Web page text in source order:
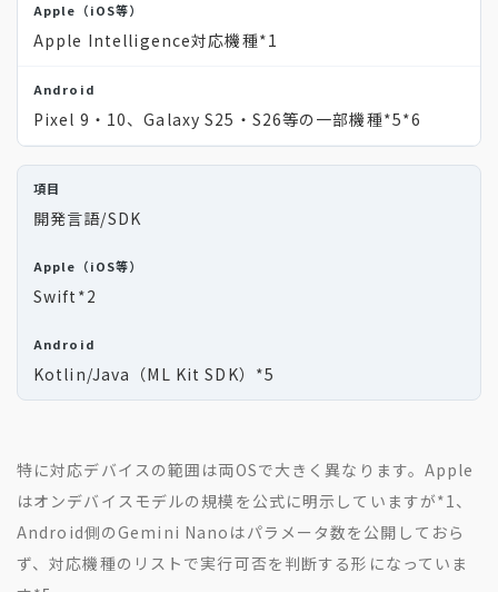
Apple Intelligence対応機種*1
Pixel 9・10、Galaxy S25・S26等の一部機種*5*6
開発言語/SDK
Swift *2
Kotlin/Java（ML Kit SDK） *5
特に対応デバイスの範囲は両OSで大きく異なります。Apple
はオンデバイスモデルの規模を公式に明示していますが*1 、
Android側のGemini Nanoはパラメータ数を公開しておら
ず、対応機種のリストで実行可否を判断する形になっていま